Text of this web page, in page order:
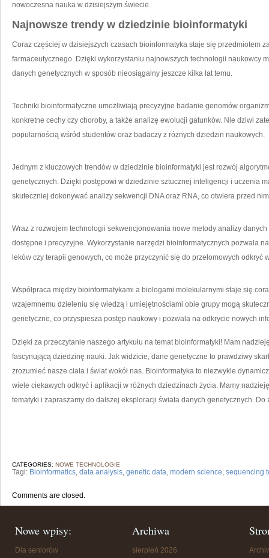
⁢nowoczesna ⁤nauka w dzisiejszym świecie.
Najnowsze trendy ⁢w dziedzinie bioinformatyki
Coraz częściej w dzisiejszych‌ czasach bioinformatyka staje się przedmiotem
farmaceutycznego. ⁤Dzięki ‍wykorzystaniu najnowszych ‍technologii naukowcy
danych genetycznych w sposób nieosiągalny jeszcze kilka lat temu.
Techniki bioinformatyczne umożliwiają precyzyjne badanie genomów
konkretne cechy ‍czy choroby, a także analizę ewolucji gatunków. Nie dziwi
popularnością wśród studentów oraz ⁣badaczy z różnych dziedzin naukowych.
Jednym‌ z kluczowych trendów w ‍dziedzinie bioinformatyki jest rozwój
⁣genetycznych. Dzięki postępowi w dziedzinie sztucznej inteligencji i uczenia
skuteczniej dokonywać analizy sekwencji DNA ⁤oraz RNA,​ co otwiera przed
Wraz z ⁤rozwojem technologii ⁣sekwencjonowania nowe metody analizy
dostępne i precyzyjne. Wykorzystanie narzędzi bioinformatycznych pozwala
leków czy terapii genowych, co może przyczynić się​ do ⁢przełomowych⁣ odkryć
Współpraca między bioinformatykami a biologami ‍molekularnymi‌ staje się
wzajemnemu⁣ dzieleniu⁢ się wiedzą​ i​ umiejętnościami ⁤obie grupy mogą
genetyczne, ⁤co przyspiesza postęp naukowy ‌i pozwala na ⁣odkrycie ⁤nowych
Dzięki‍ za przeczytanie naszego artykułu na temat ‍bioinformatyki! ⁤Mam
⁣fascynującą dziedzinę nauki. Jak ⁣widzicie, dane genetyczne‍ to ‌prawdziwy​
zrozumieć⁤ nasze​ ciała i ‌świat‌ wokół⁤ nas. Bioinformatyka to ⁤niezwykle
wiele ciekawych odkryć i aplikacji⁢ w różnych⁤ dziedzinach ⁢życia. Mamy
tematyki i zapraszamy ⁤do dalszej eksploracji ⁣świata danych⁣ genetycznych. Do
CATEGORIES: NOWE TECHNOLOGIE
Tagi: Bioinformatics, data analysis, genetic data, modern science, sequencing
Comments are closed.
Nowe wpisy:
Dla seniorów
Archiwa
sierpień 2026